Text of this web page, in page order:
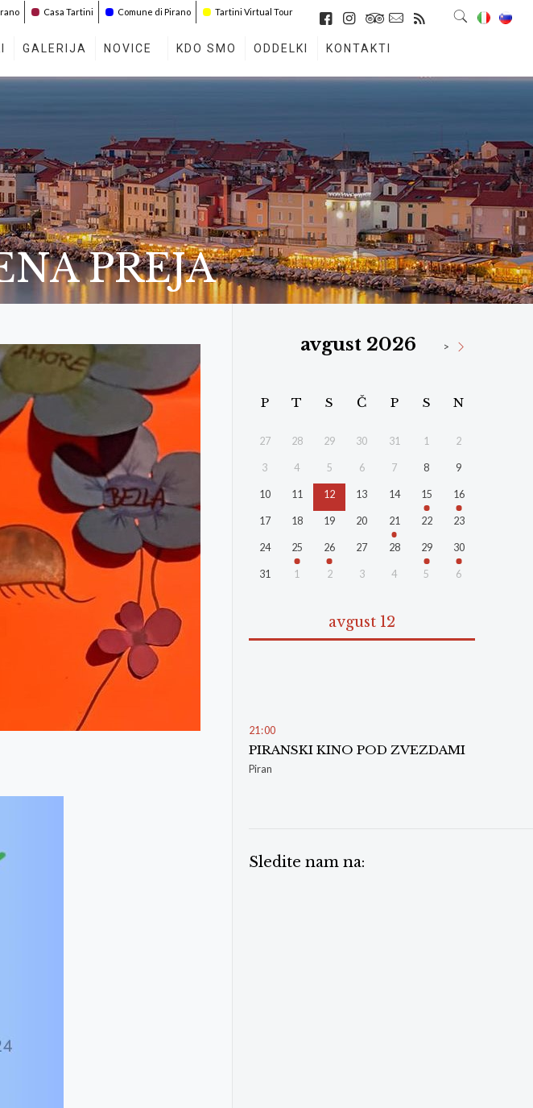
Casa Tartini Comune di Pirano Tartini Virtual Tour
GALERIJA NOVICE KDO SMO ODDELKI KONTAKTI
PREJA
avgust 2026 >
P T S Č P S N
27 28 29 30 31 1 2
3 4 5 6 7 8 9
10 11 12 13 14 15 16
17 18 19 20 21 22 23
24 25 26 27 28 29 30
31 1 2 3 4 5 6
avgust 12
21:00
PIRANSKI KINO POD ZVEZDAMI
Piran
Sledite nam na: